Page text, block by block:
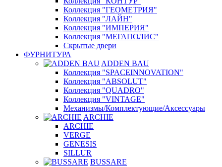
Коллекция "ГЕОМЕТРИЯ"
Коллекция "ЛАЙН"
Коллекция "ИМПЕРИЯ"
Коллекция "МЕГАПОЛИС"
Скрытые двери
ФУРНИТУРА
ADDEN BAU
Коллекция "SPACEINNOVATION"
Коллекция "ABSOLUT"
Коллекция "QUADRO"
Коллекция "VINTAGE"
Механизмы/Комплектующие/Аксессуары
ARCHIE
ARCHIE
VERGE
GENESIS
SILLUR
BUSSARE